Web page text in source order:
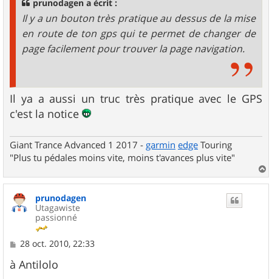
prunodagen a écrit :
Il y a un bouton très pratique au dessus de la mise
en route de ton gps qui te permet de changer de
page facilement pour trouver la page navigation.
Il ya a aussi un truc très pratique avec le GPS
c'est la notice
Giant Trance Advanced 1 2017 - garmin edge Touring
"Plus tu pédales moins vite, moins t'avances plus vite"
a
prunodagen
Utagawiste
passionné
M
s
s
28 oct. 2010, 22:33
à Antilolo